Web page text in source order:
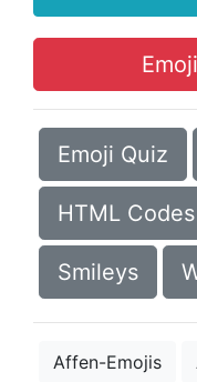
Emoji Quiz
HTML Codes
Smileys
Affen-Emojis